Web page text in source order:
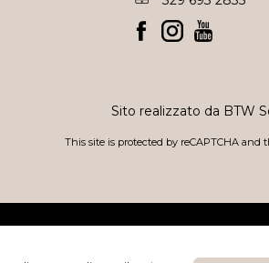
Sito realizzato da BTW
This site is protected by reCAPTCHA and